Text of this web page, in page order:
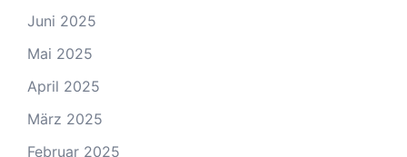
Juni 2025
Mai 2025
April 2025
März 2025
Februar 2025